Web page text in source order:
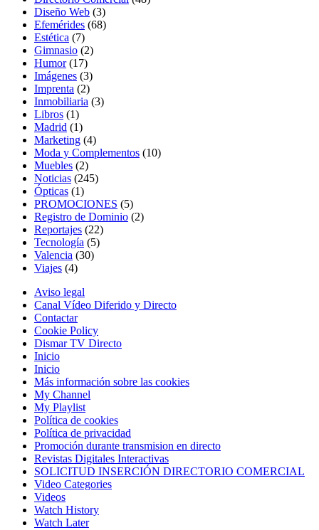
Diseño Web (3)
Efemérides (68)
Estética (7)
Gimnasio (2)
Humor(17)
Imágenes (3)
Imprenta (2)
Inmobiliaria (3)
Libros (1)
Madrid (1)
Marketing (4)
Moda y Complementos (10)
Muebles (2)
Noticias (245)
Ópticas (1)
PROMOCIONES (5)
Registro de Dominio (2)
Reportajes (22)
Tecnología (5)
Valencia (30)
Viajes (4)
Aviso legal
Canal Vídeo Diferido y Directo
Contactar
Cookie Policy
Dismar TV Directo
Inicio
Inicio
Más información sobre las cookies
My Channel
My Playlist
Política de cookies
Política de privacidad
Promoción durante transmision en directo
Revistas Digitales Interactivas
SOLICITUD INSERCIÓN DIRECTORIO COMERCIAL
Video Categories
Videos
Watch History
Watch Later